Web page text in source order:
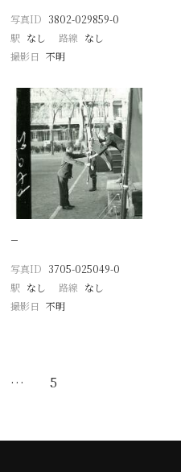
写真ID 3802-029859-0
駅 なし 路線 なし
撮影日 不明
−
写真ID 3705-025049-0
駅 なし 路線 なし
撮影日 不明
… 5